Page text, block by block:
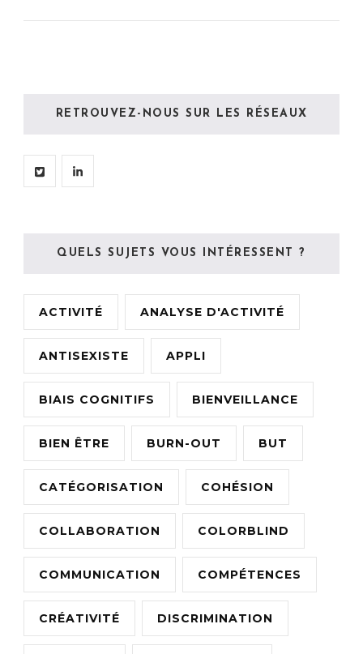
RETROUVEZ-NOUS SUR LES RÉSEAUX
QUELS SUJETS VOUS INTÉRESSENT ?
ACTIVITÉ ANALYSE D'ACTIVITÉ
ANTISEXISTE APPLI
BIAIS COGNITIFS BIENVEILLANCE
BIEN ÊTRE BURN-OUT BUT
CATÉGORISATION COHÉSION
COLLABORATION COLORBLIND
COMMUNICATION COMPÉTENCES
CRÉATIVITÉ DISCRIMINATION